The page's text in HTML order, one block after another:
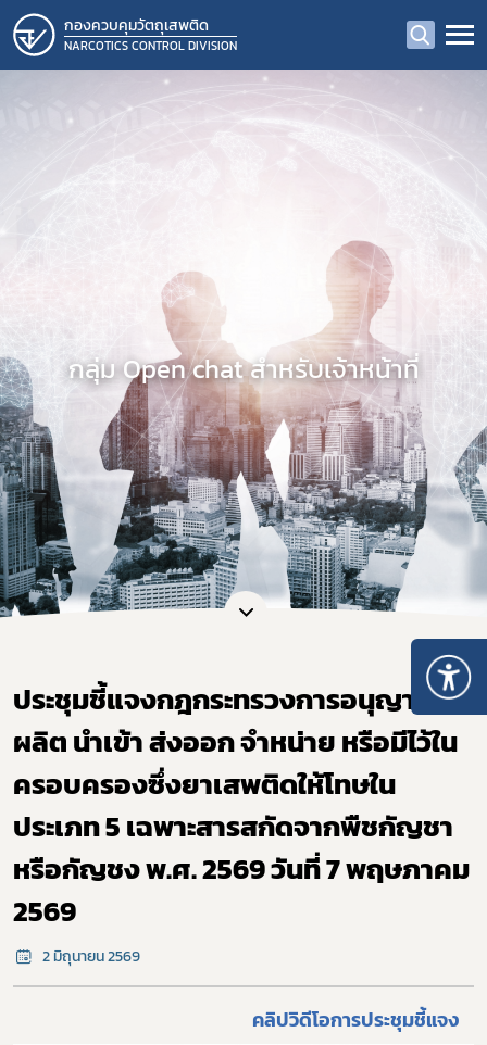
กองควบคุมวัตถุเสพติด
NARCOTICS CONTROL DIVISION
กลุ่ม Open chat สำหรับเจ้าหน้าที่
ประชุมชี้แจงกฎกระทรวงการอนุญาต
ผลิต นำเข้า ส่งออก จำหน่าย หรือมีไว้ใน
ครอบครองซึ่งยาเสพติดให้โทษใน
ประเภท 5 เฉพาะสารสกัดจากพืชกัญชา
หรือกัญชง พ.ศ. 2569 วันที่ 7 พฤษภาคม
2569
2 มิถุนายน 2569
คลิปวิดีโอการประชุมชี้แจง